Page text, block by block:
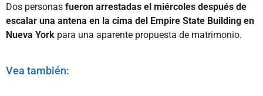
Dos personas fueron arrestadas el miércoles después de
escalar una antena en la cima del Empire State Building en
Nueva York para una aparente propuesta de matrimonio.
Vea también: